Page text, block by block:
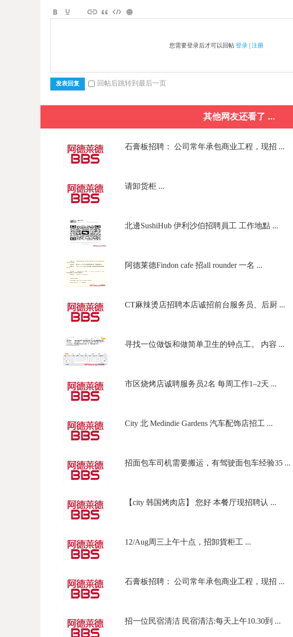
您需要登录后才可以回帖 登录 | 注册
发表回复 回帖后跳转到最后一页
其他网友还看了 ...
石膏板招聘： 公司常年承包商业工程，现招 ...
请卸货柜 ...
北邊SushiHub 伊利沙伯招聘員工 工作地點 ...
阿德莱德Findon cafe 招all rounder 一名 ...
CT麻辣烫店招聘本店诚招前台服务员、后厨 ...
寻找一位做饭和做简单卫生的钟点工。 内容 ...
市区烧烤店诚聘服务员2名 每周工作1–2天 ...
City 北 Medindie Gardens 汽车配饰店招工 ...
招面包车司机需要搬运，有驾驶面包车经验35 ...
【city 韩国烤肉店】 您好 本餐厅现招聘认 ...
12/Aug周三上午十点，招卸貨柜工 ...
石膏板招聘： 公司常年承包商业工程，现招 ...
招一位民宿清洁 民宿清洁:每天上午10.30到 ...